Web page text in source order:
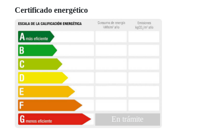
Certificado energético
En trámite